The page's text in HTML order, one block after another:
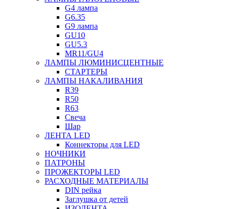
G4 лампа
G6.35
G9 лампа
GU10
GU5.3
MR11/GU4
ЛАМПЫ ЛЮМИНИСЦЕНТНЫЕ
СТАРТЕРЫ
ЛАМПЫ НАКАЛИВАНИЯ
R39
R50
R63
Свеча
Шар
ЛЕНТА LED
Коннекторы для LED
НОЧНИКИ
ПАТРОНЫ
ПРОЖЕКТОРЫ LED
РАСХОДНЫЕ МАТЕРИАЛЫ
DIN рейка
Заглушка от детей